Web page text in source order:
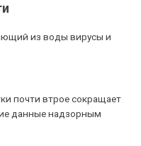
из воды вирусы и
почти втрое сокращает
данные надзорным